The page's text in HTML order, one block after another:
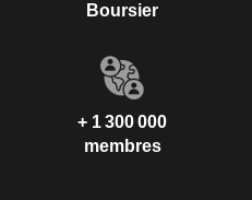
Boursier
+ 1 300 000
membres